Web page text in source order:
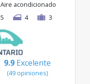
Aire acondicionado
5
4 3
9.9 Excelente
(49 opiniones)